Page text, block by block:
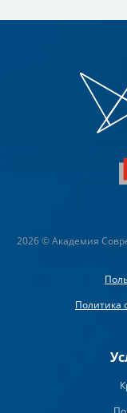
2026 © Академия
Политика